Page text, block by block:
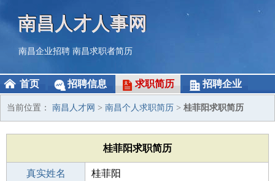
南昌人才人事网
南昌企业招聘 南昌求职者简历
首页 招聘信息 求职简历 招聘企业
当前位置： 南昌人才网 > 南昌个人求职简历 > 桂菲阳求职简历
桂菲阳求职简历
真实姓名 桂菲阳